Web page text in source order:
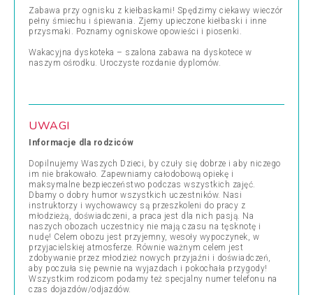
Zabawa przy ognisku z kiełbaskami! Spędzimy ciekawy wieczór
pełny śmiechu i śpiewania. Zjemy upieczone kiełbaski i inne
przysmaki. Poznamy ogniskowe opowieści i piosenki.
Wakacyjna dyskoteka – szalona zabawa na dyskotece w
naszym ośrodku. Uroczyste rozdanie dyplomów.
UWAGI
Informacje dla rodziców
Dopilnujemy Waszych Dzieci, by czuły się dobrze i aby niczego
im nie brakowało. Zapewniamy całodobową opiekę i
maksymalne bezpieczeństwo podczas wszystkich zajęć.
Dbamy o dobry humor wszystkich uczestników. Nasi
instruktorzy i wychowawcy są przeszkoleni do pracy z
młodzieżą, doświadczeni, a praca jest dla nich pasją. Na
naszych obozach uczestnicy nie mają czasu na tęsknotę i
nudę! Celem obozu jest przyjemny, wesoły wypoczynek, w
przyjacielskiej atmosferze. Równie ważnym celem jest
zdobywanie przez młodzież nowych przyjaźni i doświadczeń,
aby poczuła się pewnie na wyjazdach i pokochała przygody!
Wszystkim rodzicom podamy też specjalny numer telefonu na
czas dojazdów/odjazdów.